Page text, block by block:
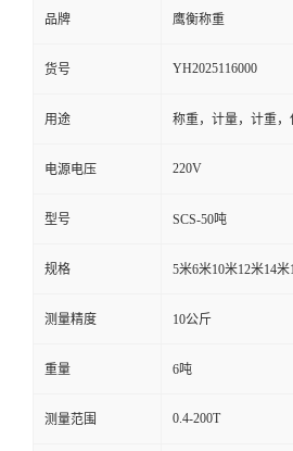
品牌 鹰衡称重
货号 YH2025116000
用途 称重，计量，计重
电源电压 220V
型号 SCS-50吨
规格 5米6米10米12米14
测量精度 10公斤
重量 6吨
测量范围 0.4-200T